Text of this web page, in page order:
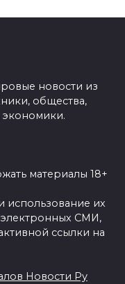
новости из
общества,
экономики.
материалы 18+
использование их
СМИ,
ссылки на
Новости Ру